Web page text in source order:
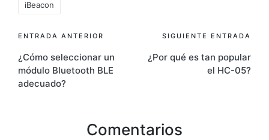
iBeacon
Navegación
de
entradas
ENTRADA ANTERIOR
¿Cómo seleccionar un
módulo Bluetooth BLE
adecuado?
SIGUIENTE ENTRADA
¿Por qué es tan popular
el HC-05?
Comentarios